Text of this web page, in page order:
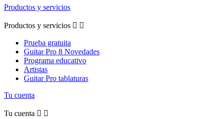
Productos y servicios
Productos y servicios  
Prueba gratuita
Guitar Pro 8 Novedades
Programa educativo
Artistas
Guitar Pro tablaturas
Tu cuenta
Tu cuenta  